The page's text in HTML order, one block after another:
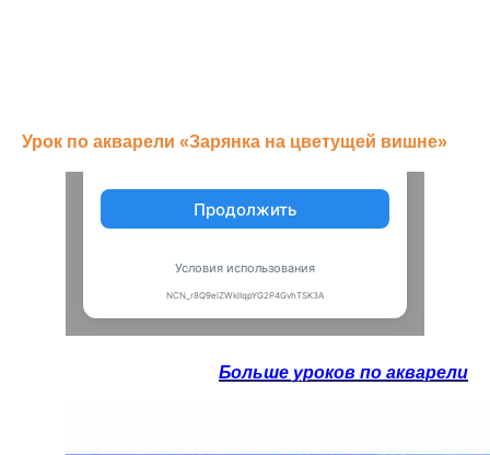
Урок по акварели «Зарянка на цветущей вишне»
Больше уроков по акварели